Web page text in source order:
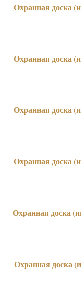
Охранная доска
Охранная доска
Охранная доска
Охранная доска
Охранная доска
Охранная доска